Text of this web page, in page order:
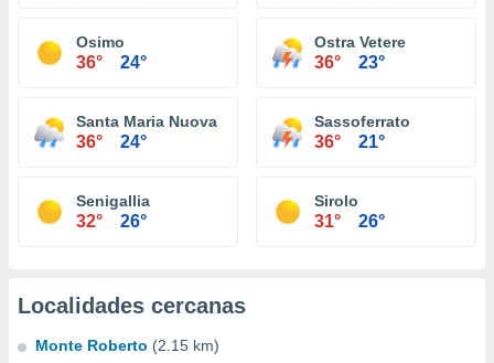
Osimo
36° 24°
Ostra Vetere
36° 23°
Santa Maria Nuova
36° 24°
Sassoferrato
36° 21°
Senigallia
32° 26°
Sirolo
31° 26°
Localidades cercanas
Monte Roberto (2.15 km)